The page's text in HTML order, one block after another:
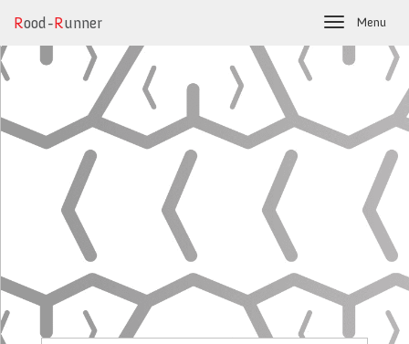
Toggle
Menu
Rood-Runner